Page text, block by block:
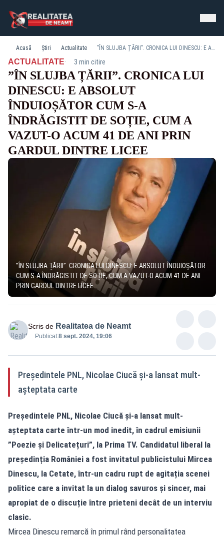
Acasă Știri Actualitate ”ÎN SLUJBA ȚĂRII”. CRONICA LUI DINESCU: E ABSOLUT ÎNDUIOȘĂTOR CUM S-A ÎNDRĂGISTIT DE SOȚIE, CUM A VAZUT-O ACUM 41 DE ANI PRIN GARDUL DINTRE LICEE
ACTUALITATE· 3 min citire
”ÎN SLUJBA ȚĂRII”. CRONICA LUI
DINESCU: E ABSOLUT
ÎNDUIOȘĂTOR CUM S-A
ÎNDRĂGISTIT DE SOȚIE, CUM A
VAZUT-O ACUM 41 DE ANI PRIN
GARDUL DINTRE LICEE
”ÎN SLUJBA ȚĂRII”. CRONICA LUI DINESCU: E ABSOLUT ÎNDUIOȘĂTOR
CUM S-A ÎNDRĂGISTIT DE SOȚIE, CUM A VAZUT-O ACUM 41 DE ANI
PRIN GARDUL DINTRE LICEE
Scris de Realitatea de Neamt
Publicat:8 sept. 2024, 19:06
Președintele PNL, Nicolae Ciucă și-a lansat mult-
așteptata carte
Președintele PNL, Nicolae Ciucă și-a lansat mult-
așteptata carte într-un mod inedit, în cadrul emisiunii
”Poezie și Delicatețuri”, la Prima TV. Candidatul liberal la
președinția României a fost invitatul publicistului Mircea
Dinescu, la Cetate, într-un cadru rupt de agitația scenei
politice care a invitat la un dialog savuros și sincer, mai
apropiat de o discuție între prieteni decât de un interviu
clasic.
Mircea Dinescu remarcă în primul rând personalitatea